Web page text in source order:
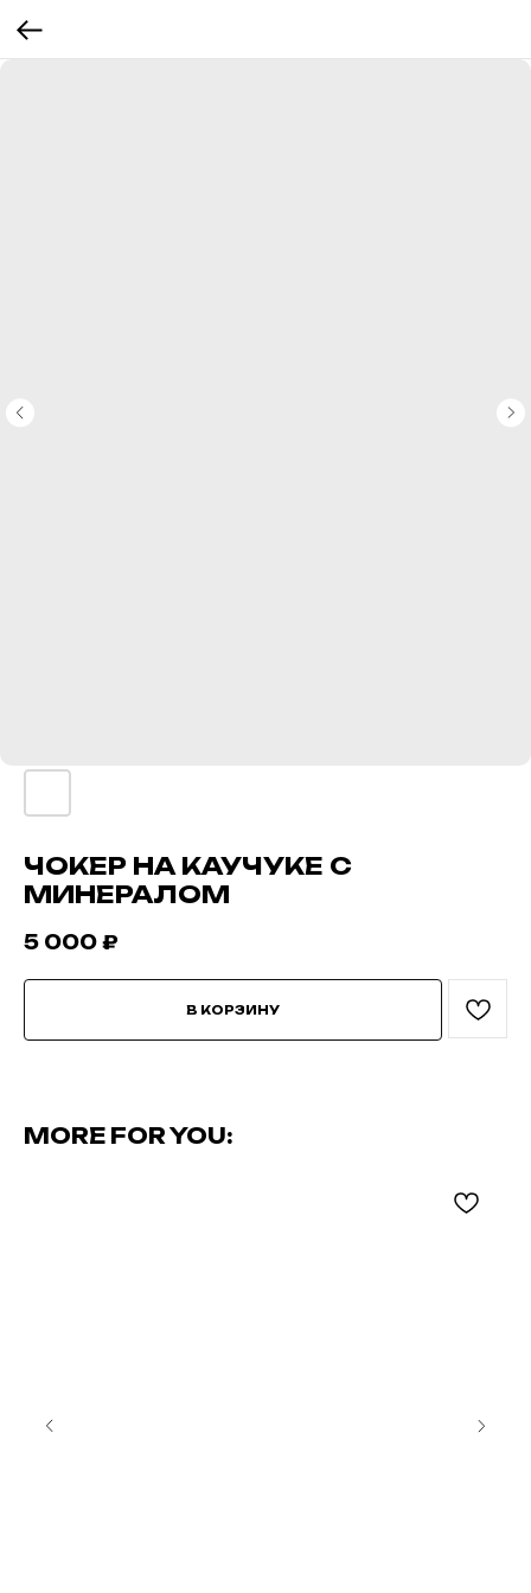
ЧОКЕР НА КАУЧУКЕ С
МИНЕРАЛОМ
5 000 ₽
В КОРЗИНУ
MORE FOR YOU: